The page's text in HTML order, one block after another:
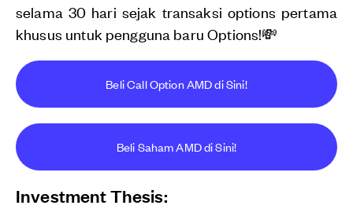
selama 30 hari sejak transaksi options pertama
khusus untuk pengguna baru Options!💸
Beli Call Option AMD di Sini!
Beli Saham AMD di Sini!
Investment Thesis: